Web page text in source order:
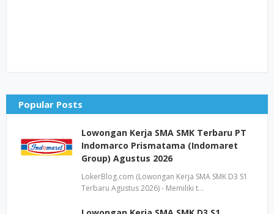
Popular Posts
Lowongan Kerja SMA SMK Terbaru PT
Indomarco Prismatama (Indomaret
Group) Agustus 2026
LokerBlog.com (Lowongan Kerja SMA SMK D3 S1
Terbaru Agustus 2026) - Memiliki t…